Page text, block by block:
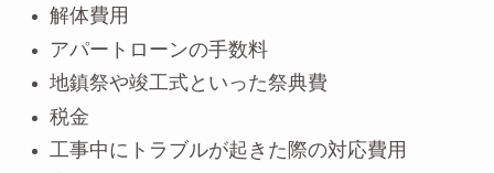
解体費用
アパートローンの手数料
地鎮祭や竣工式といった祭典費
税金
工事中にトラブルが起きた際の対応費用